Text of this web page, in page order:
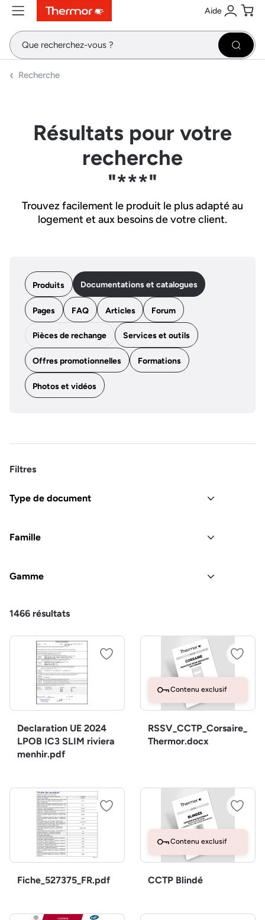
ContenuMenuRecherche Aide
Se
Recherche
Résultats pour votre
recherche
"***"
Trouvez facilement le produit le plus adapté au
logement et aux besoins de votre client.
Produits Documentations et catalogues
Pages FAQ Articles Forum
Pièces de rechange Services et outils
Offres promotionnelles Formations
Photos et vidéos
Filtres
Type de document
Famille
Gamme
1466 résultats
Declaration UE 2024
LPOB IC3 SLIM riviera
menhir.pdf
Contenu exclusif
RSSV_CCTP_Corsaire_
Thermor.docx
Fiche_527375_FR.pdf
Contenu exclusif
CCTP Blindé